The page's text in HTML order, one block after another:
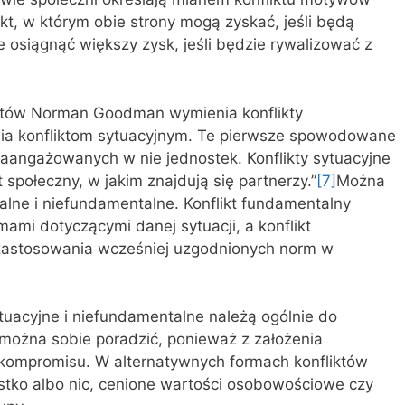
w którym obie strony mogą zyskać, jeśli będą
osiągnąć większy zysk, jeśli będzie rywalizować z
Norman Goodman wymienia konflikty
konfliktom sytuacyjnym. Te pierwsze spowodowane
w nie jednostek. Konflikty sytuacyjne
w jakim znajdują się partnerzy.”[7] Można
i niefundamentalne. Konflikt fundamentalny
dotyczącymi danej sytuacji, a konflikt
wcześniej uzgodnionych norm w
i niefundamentalne należą ogólnie do
sobie poradzić, ponieważ z założenia
W alternatywnych formach konfliktów
albo nic, cenione wartości osobowościowe czy